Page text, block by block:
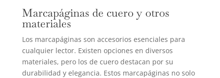
Marcapáginas de cuero y otros
materiales
Los marcapáginas son accesorios esenciales para
cualquier lector. Existen opciones en diversos
materiales, pero los de cuero destacan por su
durabilidad y elegancia. Estos marcapáginas no solo